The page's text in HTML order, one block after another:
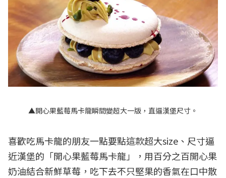
▲開心果藍莓馬卡龍瞬間變超大一版，直逼漢堡尺寸。
喜歡吃馬卡龍的朋友一點要點這款超大size、尺寸逼
近漢堡的「開心果藍莓馬卡龍」，用百分之百開心果
奶油結合新鮮草莓，吃下去不只堅果的香氣在口中散